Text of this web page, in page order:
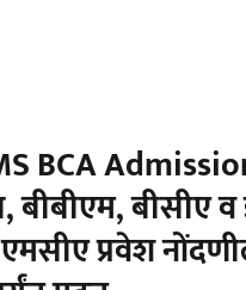
BCA
बीसीए व
प्रवेश